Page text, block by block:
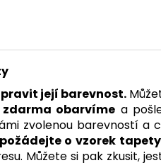
její barevnost.
obarvíme a
zvolenou barevností
požádejte o vzorek tapety
Můžete si pak zkusit,